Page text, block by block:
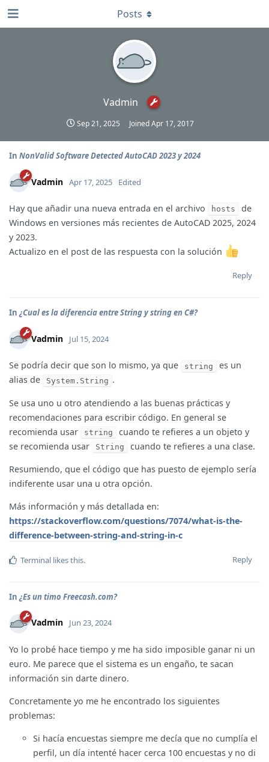
Vadmin
Sep 21, 2025 JoinedApr 17, 2017
Posts
In NonValid Software Detected AutoCAD 2023 y 2024
Vadmin Apr 17, 2025 Edited
Hay que añadir una nueva entrada en el archivo hosts
de
Windows en versiones más recientes de AutoCAD 2025, 2024
y 2023.
Actualizo en el post de las respuesta con la solución
Reply
In ¿Cual es la diferencia entre String y string en C#?
Vadmin Jul 15, 2024
Se podría decir que son lo mismo, ya que string
es un
alias de
System.String .
Se usa uno u otro atendiendo a las buenas prácticas y
recomendaciones para escribir código. En general se
recomienda usar
string
cuando te refieres a un objeto y
se recomienda usar
String cuando te refieres a una clase.
Resumiendo, que el código que has puesto de ejemplo sería
indiferente usar una u otra opción.
Más información y más detallada en:
https://stackoverflow.com/questions/7074/what-is-the-
difference-between-string-and-string-in-c
Reply
Terminal likes this.
In ¿Es un timo Freecash.com?
Vadmin Jun 23, 2024
Yo lo probé hace tiempo y me ha sido imposible ganar ni un
euro. Me parece que el sistema es un engaño, te sacan
información sin darte dinero.
Concretamente yo me he encontrado los siguientes
problemas:
Si hacía encuestas siempre me decía que no cumplía el
perfil, un día intenté hacer cerca 100 encuestas y no di